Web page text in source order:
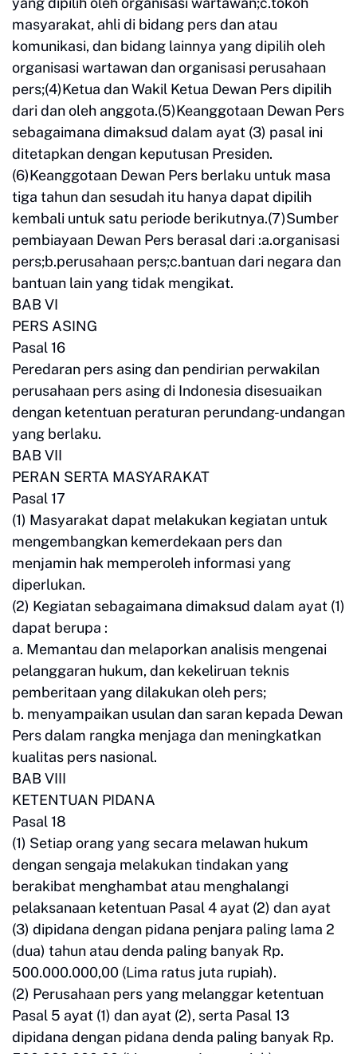
masyarakat, ahli di bidang pers dan atau
komunikasi, dan bidang lainnya yang dipilih oleh
organisasi wartawan dan organisasi perusahaan
pers;(4)Ketua dan Wakil Ketua Dewan Pers dipilih
dari dan oleh anggota.(5)Keanggotaan Dewan Pers
sebagaimana dimaksud dalam ayat (3) pasal ini
ditetapkan dengan keputusan Presiden.
(6)Keanggotaan Dewan Pers berlaku untuk masa
tiga tahun dan sesudah itu hanya dapat dipilih
kembali untuk satu periode berikutnya.(7)Sumber
pembiayaan Dewan Pers berasal dari :a.organisasi
pers;b.perusahaan pers;c.bantuan dari negara dan
bantuan lain yang tidak mengikat.
BAB VI
PERS ASING
Pasal 16
Peredaran pers asing dan pendirian perwakilan
perusahaan pers asing di Indonesia disesuaikan
dengan ketentuan peraturan perundang-undangan
yang berlaku.
BAB VII
PERAN SERTA MASYARAKAT
Pasal 17
(1) Masyarakat dapat melakukan kegiatan untuk
mengembangkan kemerdekaan pers dan
menjamin hak memperoleh informasi yang
diperlukan.
(2) Kegiatan sebagaimana dimaksud dalam ayat (1)
dapat berupa :
a. Memantau dan melaporkan analisis mengenai
pelanggaran hukum, dan kekeliruan teknis
pemberitaan yang dilakukan oleh pers;
b. menyampaikan usulan dan saran kepada Dewan
Pers dalam rangka menjaga dan meningkatkan
kualitas pers nasional.
BAB VIII
KETENTUAN PIDANA
Pasal 18
(1) Setiap orang yang secara melawan hukum
dengan sengaja melakukan tindakan yang
berakibat menghambat atau menghalangi
pelaksanaan ketentuan Pasal 4 ayat (2) dan ayat
(3) dipidana dengan pidana penjara paling lama 2
(dua) tahun atau denda paling banyak Rp.
500.000.000,00 (Lima ratus juta rupiah).
(2) Perusahaan pers yang melanggar ketentuan
Pasal 5 ayat (1) dan ayat (2), serta Pasal 13
dipidana dengan pidana denda paling banyak Rp.